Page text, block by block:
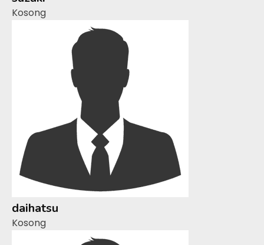
Kosong
daihatsu
Kosong